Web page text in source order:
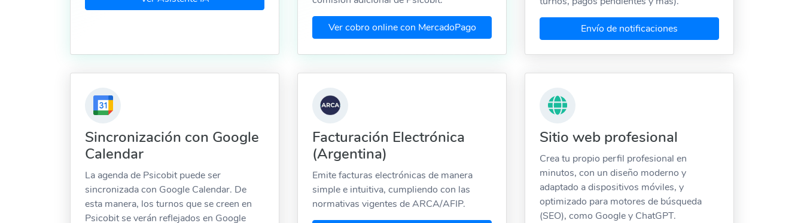
Ver cobro online con MercadoPago Envío de notificaciones
Sincronización con Google
Calendar
La agenda de Psicobit puede ser
sincronizada con Google Calendar. De
esta manera, los turnos que se creen en
Psicobit se verán reflejados en Google
Facturación Electrónica
(Argentina)
Emite facturas electrónicas de manera
simple e intuitiva, cumpliendo con las
normativas vigentes de ARCA/AFIP.
Sitio web profesional
Crea tu propio perfil profesional en
minutos, con un diseño moderno y
adaptado a dispositivos móviles, y
optimizado para motores de búsqueda
(SEO), como Google y ChatGPT.